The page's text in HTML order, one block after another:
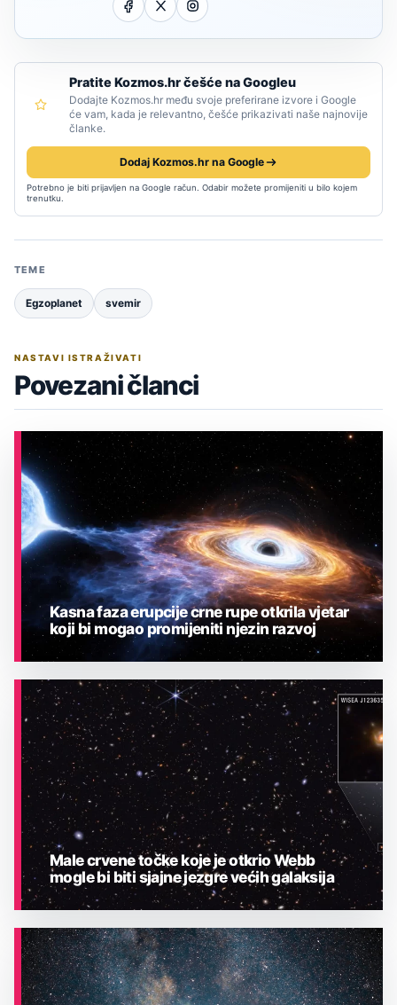
Pratite Kozmos.hr češće na Googleu
Dodajte Kozmos.hr među svoje preferirane izvore i Google
će vam, kada je relevantno, češće prikazivati naše najnovije
članke.
Dodaj Kozmos.hr na Google
Potrebno je biti prijavljen na Google račun. Odabir možete promijeniti u bilo kojem
trenutku.
TEME
Egzoplanet svemir
NASTAVI ISTRAŽIVATI
Povezani članci
ASTRONOMIJA
Kasna faza erupcije crne rupe otkrila vjetar
koji bi mogao promijeniti njezin razvoj
ASTRONOMIJA
Male crvene točke koje je otkrio Webb
mogle bi biti sjajne jezgre većih galaksija